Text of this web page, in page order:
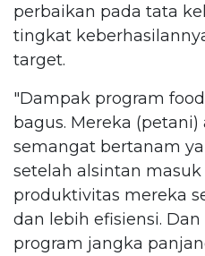
perbaikan pada tata
tingkat
target.
"Dampak program
bagus. Mereka
semangat bertanam
setelah alsintan masuk
produktivitas mereka
dan lebih efisiensi.
program jangka